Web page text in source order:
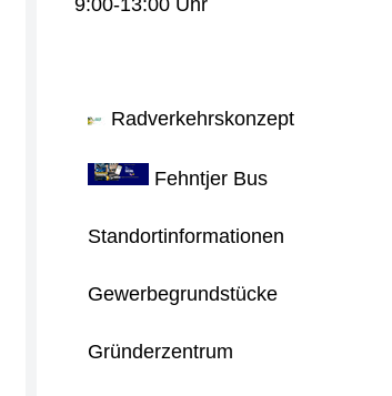
Radverkehrskonzept
Fehntjer Bus
Standortinformationen
Gewerbegrundstücke
Gründerzentrum
9:00-13:00 Uhr